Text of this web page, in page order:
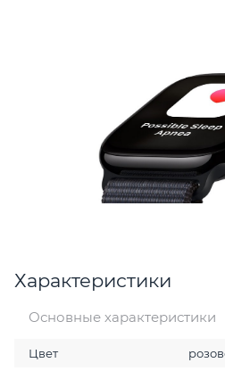
Характеристики
Основные характеристики
Цвет